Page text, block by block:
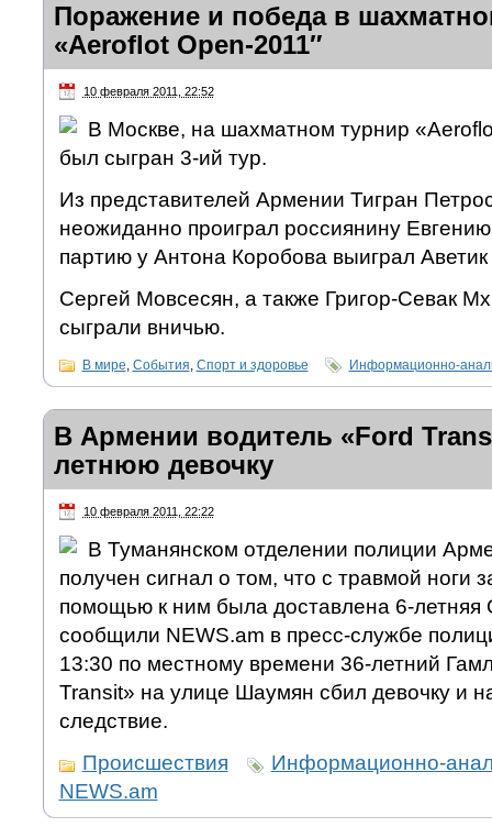
Поражение и победа в
«Aeroflot Open-2011″
10 февраля 2011, 22:52
В Москве, на шахматном турнир
был сыгран 3-ий тур.
Из представителей Армении Тигран
неожиданно проиграл россиянину
партию у Антона Коробова выиграл Аветик
Сергей Мовсесян, а также Григор-Севак
сыграли вничью.
В мире, События, Спорт и здоровье Информационно-
В Армении водитель «Ford
летнюю девочку
10 февраля 2011, 22:22
В Туманянском отделении полиции
получен сигнал о том, что с травмой ноги
помощью к ним была доставлена 6-летняя
сообщили NEWS.am в пресс-службе
13:30 по местному времени 36-летний
Transit» на улице Шаумян сбил девочку и
следствие.
Происшествия
Информационно-
NEWS.am